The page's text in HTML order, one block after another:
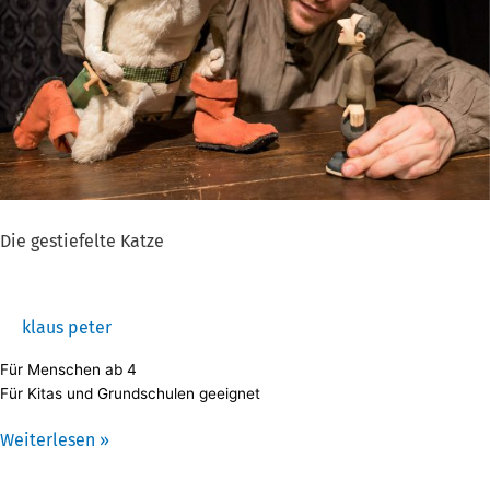
Die gestiefelte Katze
klaus peter
Für Menschen ab 4
Für Kitas und Grundschulen geeignet
Weiterlesen »